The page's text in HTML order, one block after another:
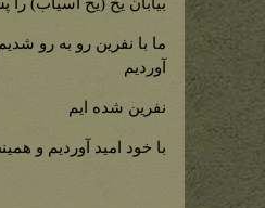
ما با نفرین رو به رو
آوردیم
نفرین شده ایم
با خود امید آوردیم و